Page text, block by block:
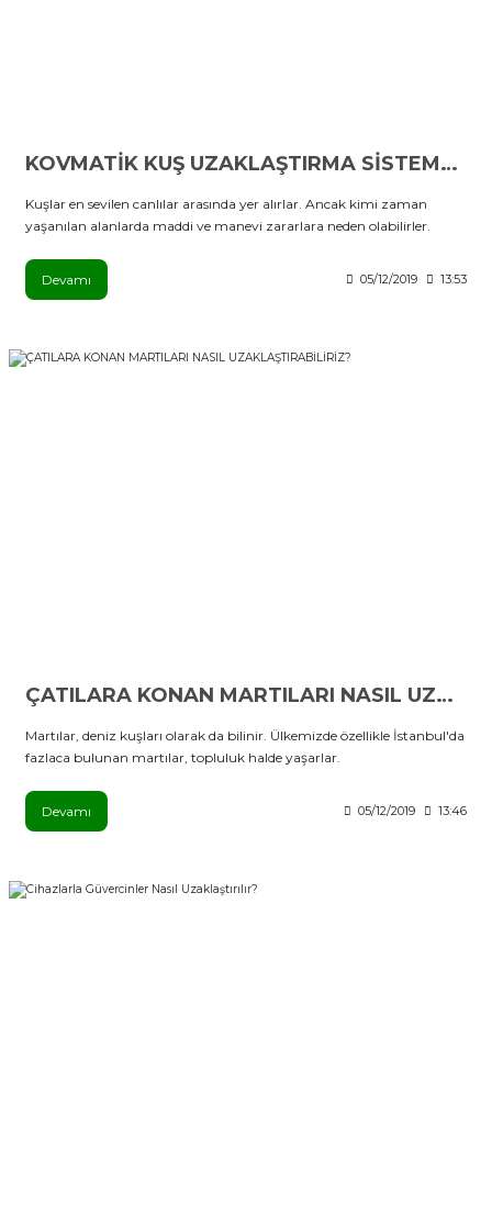
KOVMATİK KUŞ UZAKLAŞTIRMA SİSTEMLERİ
Kuşlar en sevilen canlılar arasında yer alırlar. Ancak kimi zaman
yaşanılan alanlarda maddi ve manevi zararlara neden olabilirler.
Devamı 05/12/2019 13:53
ÇATILARA KONAN MARTILARI NASIL UZAKLAŞTIRABİLİRİZ?
Martılar, deniz kuşları olarak da bilinir. Ülkemizde özellikle İstanbul'da
fazlaca bulunan martılar, topluluk halde yaşarlar.
Devamı 05/12/2019 13:46